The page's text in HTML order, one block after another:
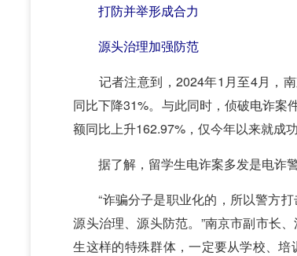
打防并举形成合力
源头治理加强防范
记者注意到，2024年1月至4月，南
同比下降31%。与此同时，侦破电诈案
额同比上升162.97%，仅今年以来就成
据了解，留学生电诈案多发是电诈警
“诈骗分子是职业化的，所以警方打
源头治理、源头防范。”南京市副市长
生这样的特殊群体，一定要从学校、